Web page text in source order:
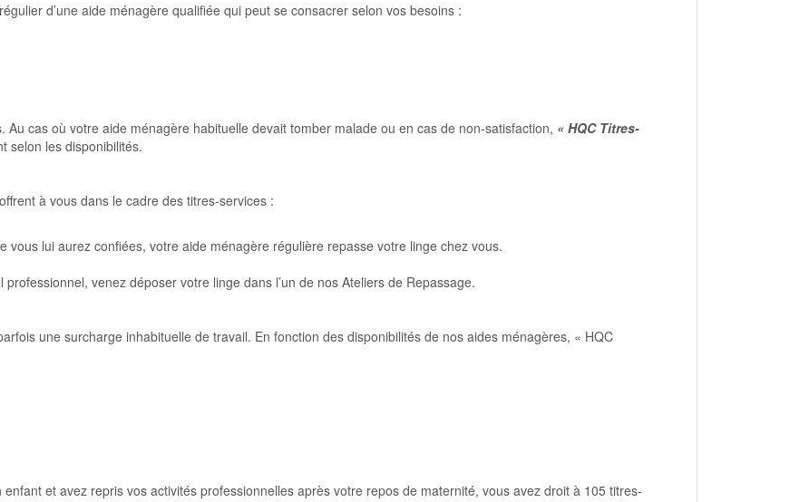
d’une aide ménagère qualifiée qui peut se consacrer selon vos besoins :
cas où votre aide ménagère habituelle devait tomber malade ou en cas de non-satisfaction, « HQC Titres-
selon les disponibilités.
à vous dans le cadre des titres-services :
vous lui aurez confiées, votre aide ménagère régulière repasse votre linge chez vous.
venez déposer votre linge dans l’un de nos Ateliers de Repassage.
une surcharge inhabituelle de travail. En fonction des disponibilités de nos aides ménagères, « HQC
et avez repris vos activités professionnelles après votre repos de maternité, vous avez droit à 105 titres-